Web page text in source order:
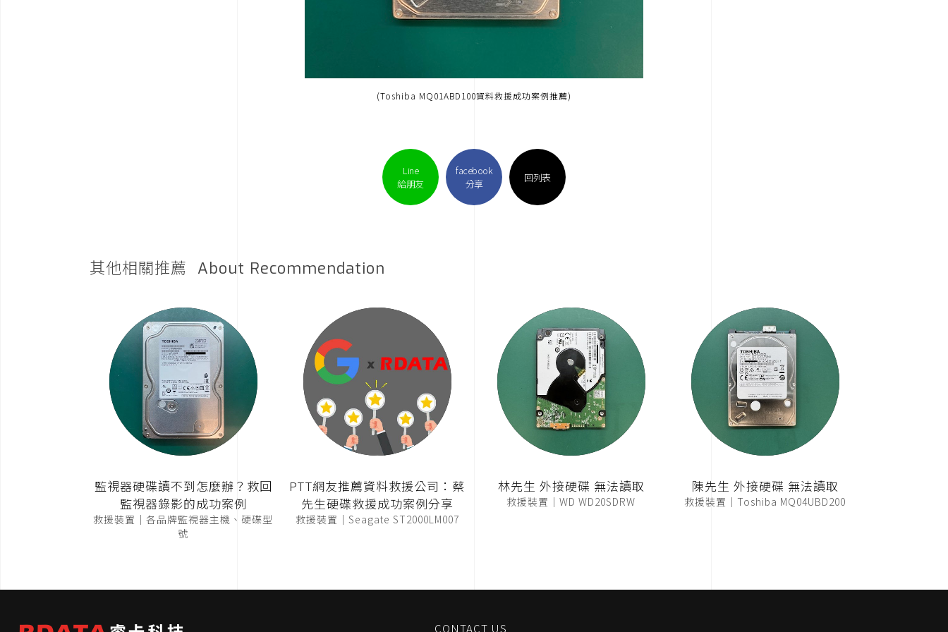
(Toshiba MQ01ABD100資料救援成功案例推薦)
Line
給朋友
facebook
分享
回列表
其他相關推薦 About Recommendation
監視器硬碟讀不到怎麼辦？救回
監視器錄影的成功案例
救援裝置｜各品牌監視器主機、硬碟型
號
PTT網友推薦資料救援公司：蔡
先生硬碟救援成功案例分享
救援裝置｜Seagate ST2000LM007
林先生 外接硬碟 無法讀取
救援裝置｜WD WD20SDRW
陳先生 外接硬碟 無法讀取
救援裝置｜Toshiba MQ04UBD200
CONTACT US